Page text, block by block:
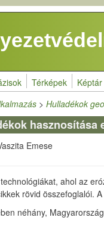
Térképek Képtár
>Hulladékok
hasznosítása
Emese
ahol az
rövid összefoglalói.
néhány,